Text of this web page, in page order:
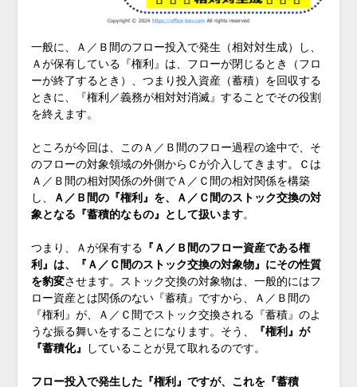
一般に、Ａ／Ｂ間のフロー投入で発生（相対対生成）し、
Ａが保有している『権利』は、フローが閉じるとき（フロ
ーが終了するとき）、つまり投入資産（蓄積）を回収する
ときに、『権利／義務が相対対消滅』することでその役割
を終えます。
ところが今回は、このＡ／Ｂ間のフロー過程の途中で、そ
のフローの対象領域の外側からＣが介入してきます。Ｃは
Ａ／Ｂ間の相対関係の外側でＡ／Ｃ間の相対関係を構築
し、
Ａ／Ｂ間の『権利』を、Ａ／Ｃ間のストック交換の対
象となる『蓄積的なもの』として扱います。
つまり、Ａが保有する 『Ａ／Ｂ間のフロー資産である権
利』は、『Ａ／Ｃ間のストック交換の対象物』にその性質
を豹変させます。ストック交換の対象物は、一般的にはフ
ロー資産とは関係のない『蓄積』ですから、Ａ／Ｂ間の
『権利』が、Ａ／Ｃ間でストック交換される『蓄積』のよ
うな振る舞いをすることになります。そう、
『権利』が
『蓄積化』
していることが見て取れるのです。
フロー投入で発生した『権利』ですが、これを『蓄積